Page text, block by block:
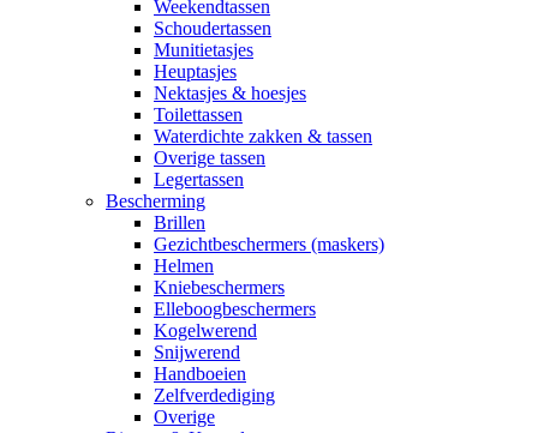
Weekendtassen
Schoudertassen
Munitietasjes
Heuptasjes
Nektasjes & hoesjes
Toilettassen
Waterdichte zakken & tassen
Overige tassen
Legertassen
Bescherming
Brillen
Gezichtbeschermers (maskers)
Helmen
Kniebeschermers
Elleboogbeschermers
Kogelwerend
Snijwerend
Handboeien
Zelfverdediging
Overige